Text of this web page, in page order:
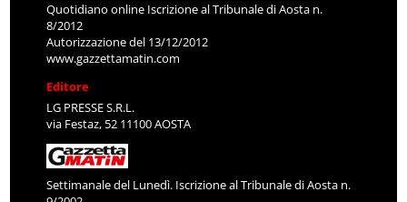
Quotidiano online Iscrizione al Tribunale di Aosta n.
8/2012
Autorizzazione del 13/12/2012
www.gazzettamatin.com
Editore
LG PRESSE S.R.L.
via Festaz, 52 11100 AOSTA
Settimanale del Lunedì. Iscrizione al Tribunale di Aosta n.